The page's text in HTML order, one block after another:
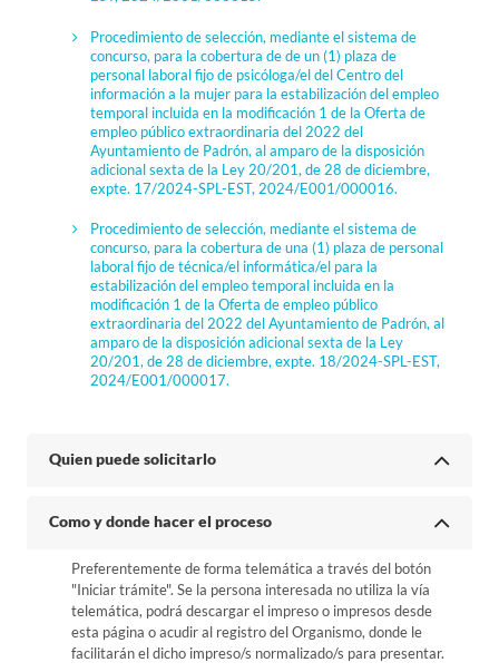
Procedimiento de selección, mediante el sistema de
concurso, para la cobertura de de un (1) plaza de
personal laboral fijo de psicóloga/el del Centro del
información a la mujer para la estabilización del empleo
temporal incluida en la modificación 1 de la Oferta de
empleo público extraordinaria del 2022 del
Ayuntamiento de Padrón, al amparo de la disposición
adicional sexta de la Ley 20/201, de 28 de diciembre,
expte. 17/2024-SPL-EST, 2024/E001/000016.
Procedimiento de selección, mediante el sistema de
concurso, para la cobertura de una (1) plaza de personal
laboral fijo de técnica/el informática/el para la
estabilización del empleo temporal incluida en la
modificación 1 de la Oferta de empleo público
extraordinaria del 2022 del Ayuntamiento de Padrón, al
amparo de la disposición adicional sexta de la Ley
20/201, de 28 de diciembre, expte. 18/2024-SPL-EST,
2024/E001/000017.
Quien puede solicitarlo
Como y donde hacer el proceso
Preferentemente de forma telemática a través del botón
"Iniciar trámite". Se la persona interesada no utiliza la vía
telemática, podrá descargar el impreso o impresos desde
esta página o acudir al registro del Organismo, donde le
facilitarán el dicho impreso/s normalizado/s para presentar.